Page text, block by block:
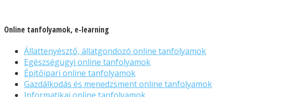
Online tanfolyamok, e-learning
Állattenyésztő, állatgondozó online tanfolyamok
Egészségügyi online tanfolyamok
Építőipari online tanfolyamok
Gazdálkodás és menedzsment online tanfolyamok